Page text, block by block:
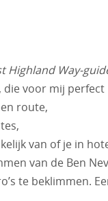
Highland Way-
die voor mij perfect
route,
van of je in
van de Ben
te beklimmen.